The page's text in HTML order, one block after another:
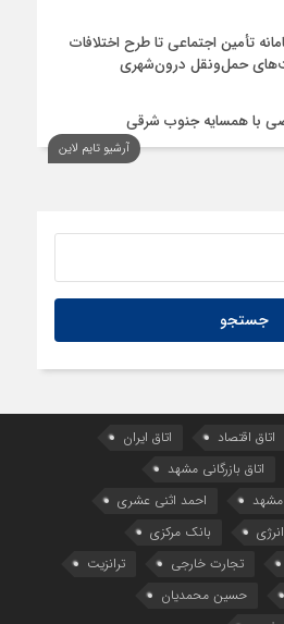
تأمین اجتماعی تا طرح اختلافات
حمل‌ونقل درون‌شهری
با همسایه جنوب شرقی
آرشیو تایم لاین
اتاق اقتصاد
اتاق ایران
اتاق بازرگانی مشهد
مشهد
احمد اثنی عشری
انرژی
بانک مرکزی
تجارت خارجی
ترانزیت
حسین محمدیان